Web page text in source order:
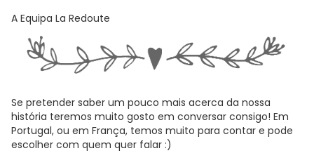
A Equipa La Redoute
Se pretender saber um pouco mais acerca da nossa
história teremos muito gosto em conversar consigo! Em
Portugal, ou em França, temos muito para contar e pode
escolher com quem quer falar :)